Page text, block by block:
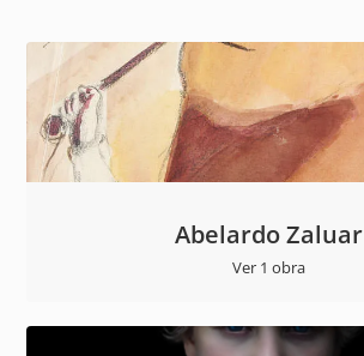
Abelardo Zaluar
Ver 1 obra